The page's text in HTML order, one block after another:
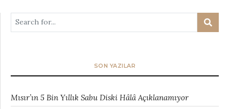
SON YAZILAR
Mısır’ın 5 Bin Yıllık Sabu Diski Hâlâ Açıklanamıyor